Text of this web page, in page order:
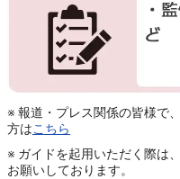
※ 報道・プレス関係の皆様で
方はこちら
※ ガイドを起用いただく際は
お願いしております。